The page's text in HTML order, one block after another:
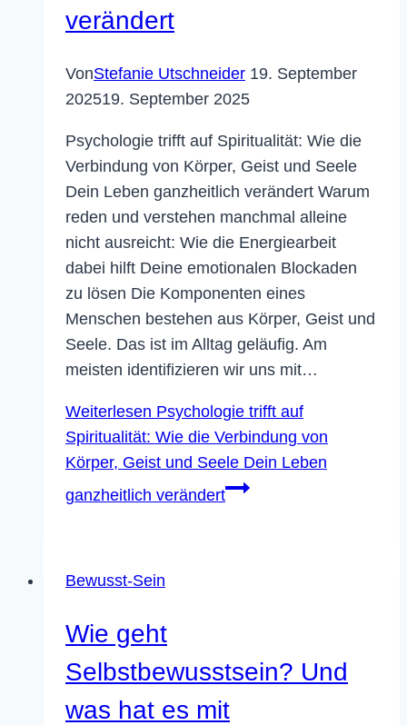
verändert
VonStefanie Utschneider 19. September
202519. September 2025
Psychologie trifft auf Spiritualität: Wie die
Verbindung von Körper, Geist und Seele
Dein Leben ganzheitlich verändert Warum
reden und verstehen manchmal alleine
nicht ausreicht: Wie die Energiearbeit
dabei hilft Deine emotionalen Blockaden
zu lösen Die Komponenten eines
Menschen bestehen aus Körper, Geist und
Seele. Das ist im Alltag geläufig. Am
meisten identifizieren wir uns mit…
Weiterlesen Psychologie trifft auf
Spiritualität: Wie die Verbindung von
Körper, Geist und Seele Dein Leben
ganzheitlich verändert
Bewusst-Sein
Wie geht
Selbstbewusstsein? Und
was hat es mit